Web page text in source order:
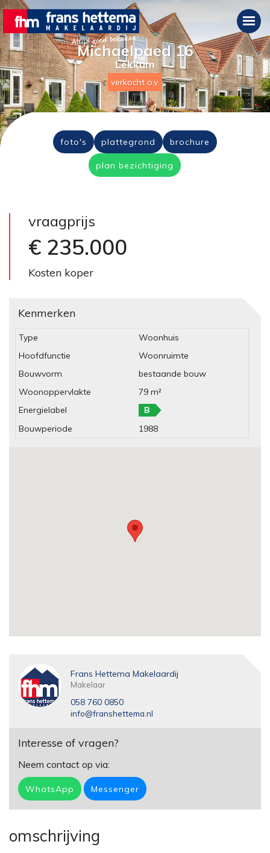
Michaelpaed 16
Lekkum
verkocht o.v.
foto's plattegrond brochure
plan bezichtiging
vraagprijs
€ 235.000
Kosten koper
Kenmerken
Type
Woonhuis
Hoofdfunctie
Woonruimte
Bouwvorm
bestaande bouw
Woonoppervlakte
79 m²
Energielabel
B
Bouwperiode
1988
Frans Hettema Makelaardij
Makelaar
058 760 0850
info@franshettema.nl
Interesse of vragen?
Neem contact op via:
WhatsApp Messenger
omschrijving